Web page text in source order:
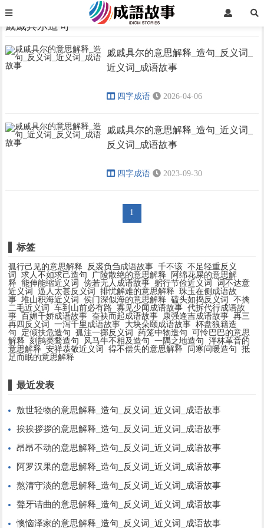
› ›
戚戚具尔造句
戚戚具尔造句
戚戚具尔的意思解释_造句_反义词_
近义词_成语故事
四字成语 2026-04-06
戚戚具尔的意思解释_造句_近义词_
反义词_成语故事
四字成语 2023-09-30
1
标签
孤行己见的意思解释 反裘负刍成语故事 千不该 不足轻重反义
词
求人不如求己造句 广陵散绝的意思解释
阿绵花屎的意思解
释
能伸能缩近义词 傍若无人成语故事 躬行节俭近义词
词不达意
近义词
逼人太甚反义词 排忧解难的意思解释
珠玉在侧成语故
事 堆山积海近义词 侯门深似海的意思解释 磕头如捣反义词
不擒
二毛近义词
车到山前必有路 寡见少闻成语故事 代拆代行成语故
事 百媚千娇成语故事 奋袂而起成语故事 康强逢吉成语故事 再三
再四反义词
一泻千里成语故事 大块朵颐成语故事 杯盘狼籍造
句
定倾扶危造句 孤注一掷反义词 药笼中物造句
可怜巴巴的意思
解释
刻鹄类鹜造句 风马牛不相及造句 一隅之地造句
泮林革音的
意思解释
安祥恭敬近义词 得不偿失的意思解释 问寒问暖造句
抵
足而眠的意思解释
最近发表
敖世轻物的意思解释_造句_反义词_近义词_成语故事
挨挨拶拶的意思解释_造句_反义词_近义词_成语故事
昂昂不动的意思解释_造句_反义词_近义词_成语故事
阿罗汉果的意思解释_造句_反义词_近义词_成语故事
熬清守淡的意思解释_造句_反义词_近义词_成语故事
聱牙诘曲的意思解释_造句_反义词_近义词_成语故事
懊恼泽家的意思解释_造句_反义词_近义词_成语故事